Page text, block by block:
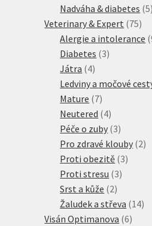
Nadváha & diabetes 55
Veterinary & Expert 7575
Alergie a intolerance
Diabetes 33
Játra 44
produkty
Ledviny a močové
Mature 77
produktů
Neutered 44
produkty
Péče o zuby 33
produkty
Pro zdravé klouby 22
Proti obezitě 33
Proti stresu 33
Srst a kůže 22
produkty
Žaludek a střeva 1414
Visán Optimanova 66